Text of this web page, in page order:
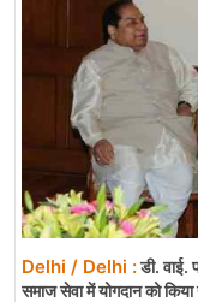
Delhi / Delhi :डी. वाई.
समाज सेवा में योगदान को किया